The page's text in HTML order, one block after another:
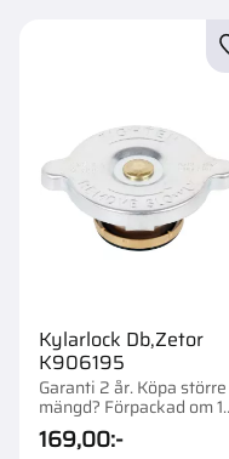
Kylarlock Db,Zetor
K906195
Garanti 2 år. Köpa större
mängd? Förpackad om 1
st.
169,00:-